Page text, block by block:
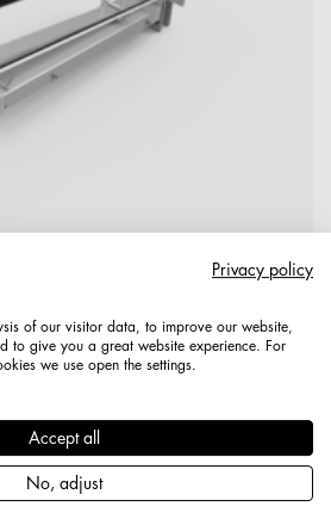
für RE-Rohr, ungelocht mit
beschichtet, RAL 7035,
Produktdetails
Privacy policy
of our visitor data, to improve our website,
to give you a great website experience. For
we use open the settings.
Accept all
No, adjust